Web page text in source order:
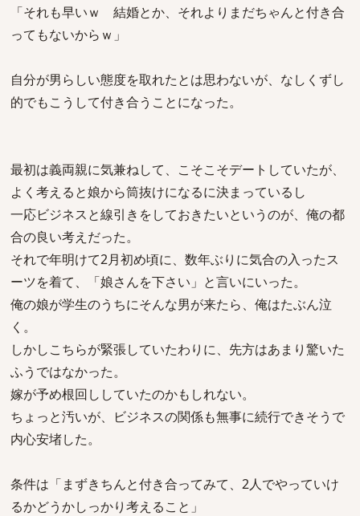
「それも早いｗ 結婚とか、それよりまだちゃんと付き合
ってもないからｗ」
自分が男らしい態度を取れたとは思わないが、なしくずし
的でもこうして付き合うことになった。
最初は義両親に気兼ねして、こそこそデートしていたが、
よく考えると娘から筒抜けになるに決まっているし
一応ビジネスと線引きをしておきたいというのが、俺の都
合の良い考えだった。
それで年明けて2月初め頃に、数年ぶりに気合の入ったス
ーツを着て、「娘さんを下さい」と言いにいった。
俺の娘が学生のうちにそんな男が来たら、俺はたぶん泣
く。
しかしこちらが緊張していたわりに、先方はあまり驚いた
ふうではなかった。
嫁が予め根回ししていたのかもしれない。
ちょっと汚いが、ビジネスの関係も無事に続行できそうで
内心安堵した。
条件は「まずきちんと付き合ってみて、2人でやっていけ
るかどうかしっかり考えること」